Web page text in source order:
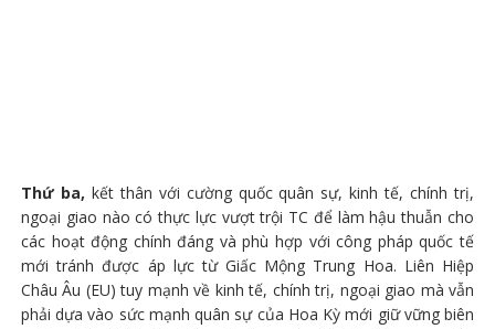
Thứ ba, kết thân với cường quốc quân sự, kinh tế, chính trị,
ngoại giao nào có thực lực vượt trội TC để làm hậu thuẫn cho
các hoạt động chính đáng và phù hợp với công pháp quốc tế
mới tránh được áp lực từ Giấc Mộng Trung Hoa. Liên Hiệp
Châu Âu (EU) tuy mạnh về kinh tế, chính trị, ngoại giao mà vẫn
phải dựa vào sức mạnh quân sự của Hoa Kỳ mới giữ vững biên